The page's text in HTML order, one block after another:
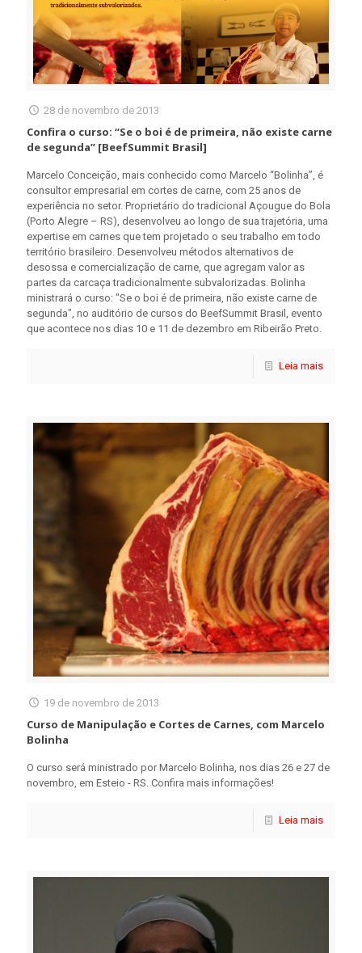
28 de novembro de 2013
Confira o curso: “Se o boi é de primeira, não existe carne
de segunda” [BeefSummit Brasil]
Marcelo Conceição, mais conhecido como Marcelo “Bolinha”, é
consultor empresarial em cortes de carne, com 25 anos de
experiência no setor. Proprietário do tradicional Açougue do Bola
(Porto Alegre – RS), desenvolveu ao longo de sua trajetória, uma
expertise em carnes que tem projetado o seu trabalho em todo
território brasileiro. Desenvolveu métodos alternativos de
desossa e comercialização de carne, que agregam valor as
partes da carcaça tradicionalmente subvalorizadas. Bolinha
ministrará o curso: "Se o boi é de primeira, não existe carne de
segunda", no auditório de cursos do BeefSummit Brasil, evento
que acontece nos dias 10 e 11 de dezembro em Ribeirão Preto.
Leia mais
19 de novembro de 2013
Curso de Manipulação e Cortes de Carnes, com Marcelo
Bolinha
O curso será ministrado por Marcelo Bolinha, nos dias 26 e 27 de
novembro, em Esteio - RS. Confira mais informações!
Leia mais